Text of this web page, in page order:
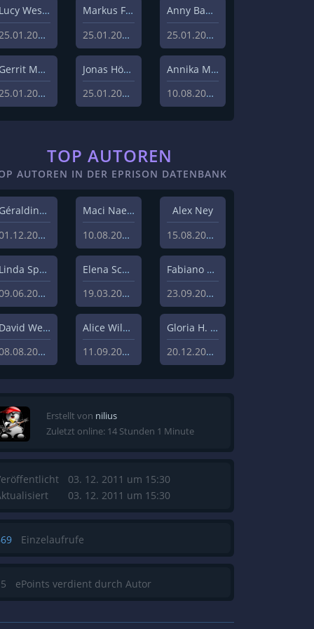
Lucy Westphal
25.01.2024
Markus Fiedler
25.01.2024
Anny Bader
25.01.2024
Gerrit Menk
25.01.2024
Jonas Höger
25.01.2024
Annika Menzel
10.08.2023
TOP AUTOREN
AUTOREN IN DER EPRISON DATENBANK
Géraldine Hohmann
01.12.2020
Maci Naeem Cheema
10.08.2020
Alex Ney
15.08.2019
Linda Sprenger
09.06.2019
Elena Schulz
19.03.2019
Fabiano Uslenghi
23.09.2019
David Weisz
08.08.2020
Alice Wilczynski
11.09.2020
Gloria H. Manderfeld
20.12.2019
Erstellt von nilius
Zuletzt online: 14 Stunden 1 Minute
03. 12. 2011 um 15:30
03. 12. 2011 um 15:30
Einzelaufrufe
ePoints verdient durch Autor